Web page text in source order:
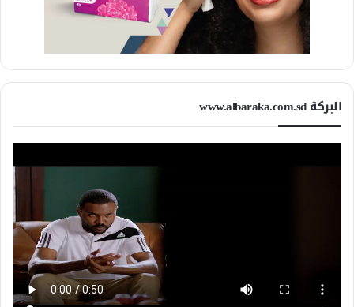
البركة www.albaraka.com.sd